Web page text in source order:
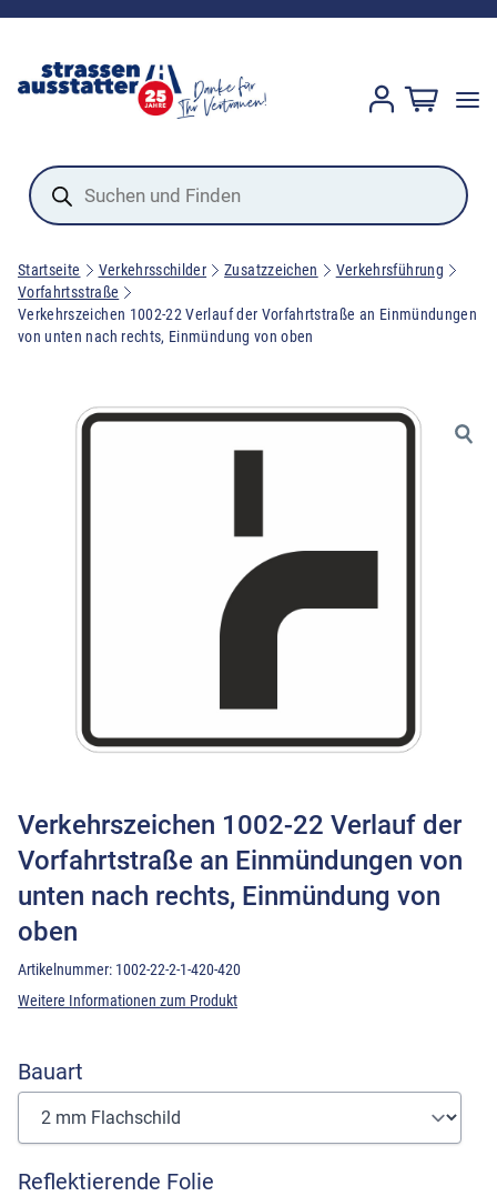
Products
search
Startseite Verkehrsschilder Zusatzzeichen
Verkehrsführung
Vorfahrtsstraße
Verkehrszeichen 1002-22 Verlauf der Vorfahrtstraße an Einmündungen
von unten nach rechts, Einmündung von oben
Verkehrszeichen 1002-22 Verlauf der
Vorfahrtstraße an Einmündungen von
unten nach rechts, Einmündung von
oben
Artikelnummer: 1002-22-2-1-420-420
Weitere Informationen zum Produkt
Bauart
Reflektierende Folie